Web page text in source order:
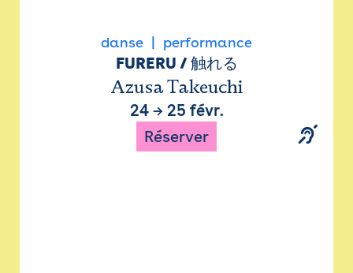
danse performance
FURERU / 触れる
Azusa Takeuchi
24→ 25 févr.
Réserver